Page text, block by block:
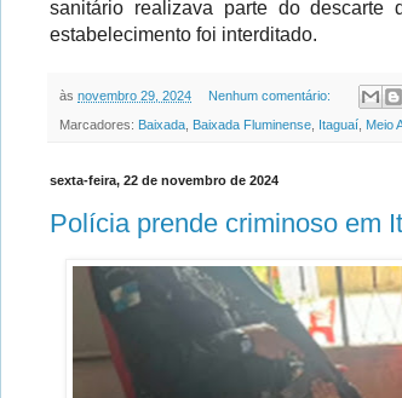
sanitário realizava parte do
estabelecimento foi interditado.
às novembro 29, 2024 Nenhum comentário:
Marcadores: Baixada Baixada Fluminense Itaguaí Meio
sexta-feira, 22 de novembro de 2024
Polícia prende criminoso em